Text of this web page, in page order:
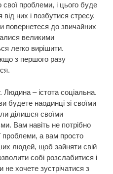
проблеми, і цього буде
них і позбутися стресу.
до звичайних
великими
легко вирішити.
з першого разу
– істота соціальна.
будете наодинці зі своїми
ділишся своїми
Вам навіть не потрібно
проблеми, а вам просто
людей, щоб зайняти свій
собі розслабитися і
хочете зустрічатися з